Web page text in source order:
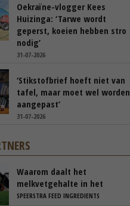
Oekraïne-vlogger Kees
Huizinga: ‘Tarwe wordt
geperst, koeien hebben stro
nodig’
31-07-2026
‘Stikstofbrief hoeft niet van
tafel, maar moet wel worden
aangepast’
31-07-2026
Waarom daalt het
melkvetgehalte in het
voorjaar?
SPEERSTRA FEED INGREDIENTS